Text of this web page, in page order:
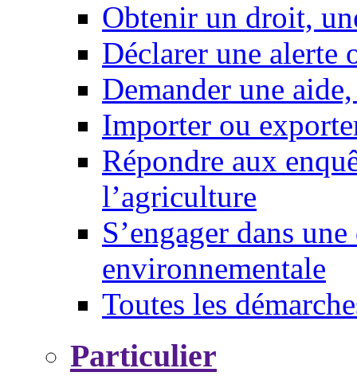
Obtenir un droit,
Déclarer une alerte
Demander une
Importer ou
Répondre aux
l’agriculture
S’engager dans
environnementale
Toutes les
Particulier